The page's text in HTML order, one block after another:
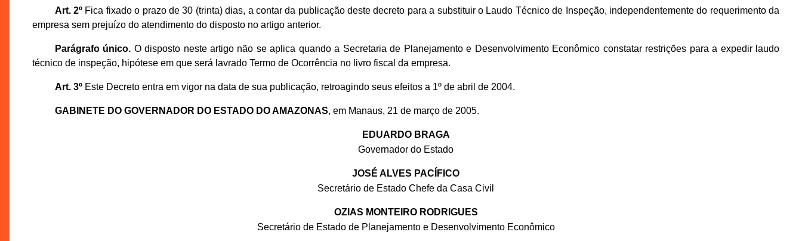
Art. 2ºFica fixado o prazo de 30 (trinta) dias, a contar da publicação deste decreto para a substituir o Laudo Técnico de Inspeção, independentemente do requerimento da
empresa sem prejuízo do atendimento do disposto no artigo anterior.
Parágrafo único. O disposto neste artigo não se aplica quando a Secretaria de Planejamento e Desenvolvimento Econômico constatar restrições para a expedir laudo
técnico de inspeção, hipótese em que será lavrado Termo de Ocorrência no livro fiscal da empresa.
Art. 3ºEste Decreto entra em vigor na data de sua publicação, retroagindo seus efeitos a 1º de abril de 2004.
GABINETE DO GOVERNADOR DO ESTADO DO AMAZONAS, em Manaus, 21 de março de 2005.
EDUARDO BRAGA
Governador do Estado
JOSÉ ALVES PACÍFICO
Secretário de Estado Chefe da Casa Civil
OZIAS MONTEIRO RODRIGUES
Secretário de Estado de Planejamento e Desenvolvimento Econômico